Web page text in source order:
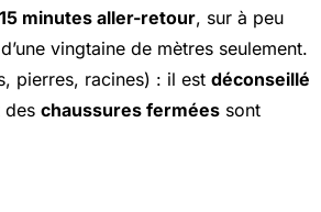
15 minutes aller-retour, sur à peu
vingtaine de mètres seulement.
pierres, racines) : il est déconseillé
des chaussures fermées sont